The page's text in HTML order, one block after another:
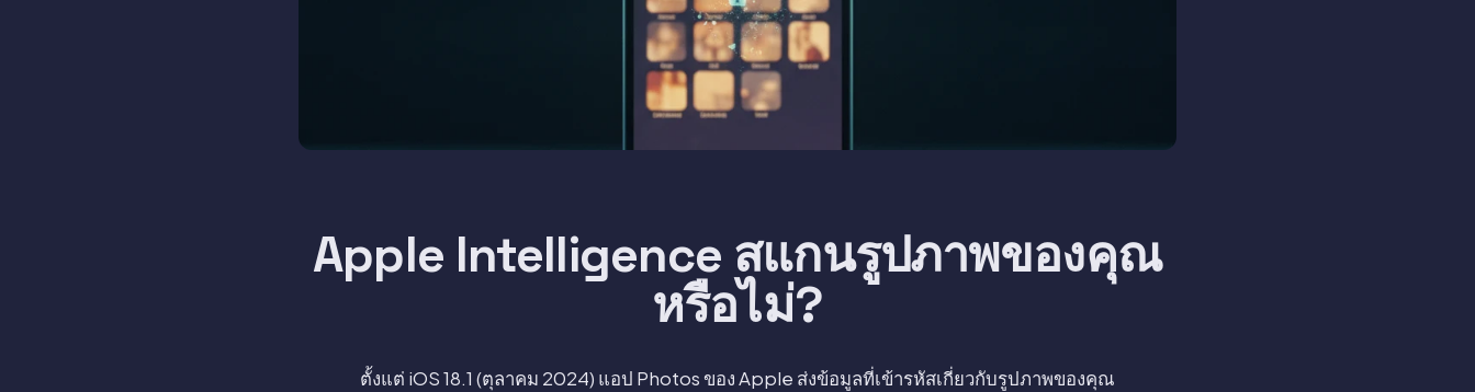
Apple Intelligence สแกนรูปภาพของคุณ
หรือไม่?
ตั้งแต่ iOS 18.1 (ตุลาคม 2024) แอป Photos ของ Apple ส่งข้อมูลที่เข้ารหัสเกี่ยวกับรูปภาพของคุณ